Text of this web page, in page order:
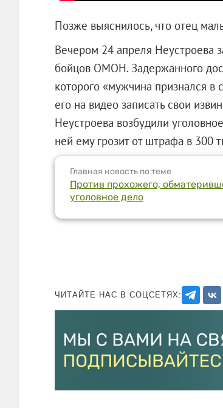
Позже выяснилось, что отец
Вечером 24 апреля Неустроева
бойцов ОМОН. Задержанного
которого «мужчина признался
его на видео записать свои
Неустроева возбудили
ней ему грозит от штрафа в 300
Главная новость по теме
Против прохожего,
уголовное дело
ЧИТАЙТЕ НАС В СОЦСЕТЯХ: